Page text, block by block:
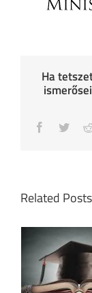
Ha
Facebook
Related Posts